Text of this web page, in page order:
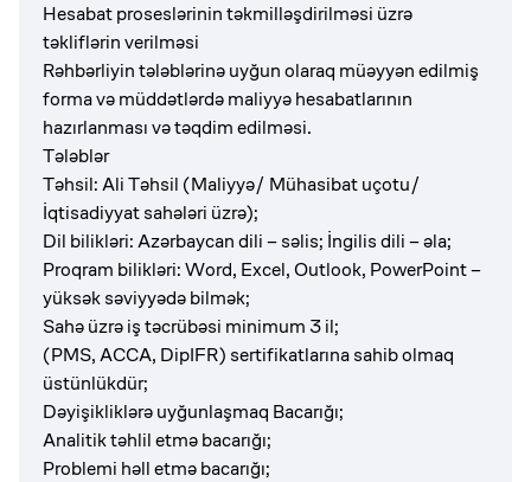
Hesabat proseslərinin təkmilləşdirilməsi üzrə
təkliflərin verilməsi
Rəhbərliyin tələblərinə uyğun olaraq müəyyən edilmiş
forma və müddətlərdə maliyyə hesabatlarının
hazırlanması və təqdim edilməsi.
Tələblər
Təhsil: Ali Təhsil (Maliyyə/ Mühasibat uçotu/
İqtisadiyyat sahələri üzrə);
Dil bilikləri: Azərbaycan dili – səlis; İngilis dili – əla;
Proqram bilikləri: Word, Excel, Outlook, PowerPoint –
yüksək səviyyədə bilmək;
Sahə üzrə iş təcrübəsi minimum 3 il;
(PMS, ACCA, DipIFR) sertifikatlarına sahib olmaq
üstünlükdür;
Dəyişikliklərə uyğunlaşmaq Bacarığı;
Analitik təhlil etmə bacarığı;
Problemi həll etmə bacarığı;